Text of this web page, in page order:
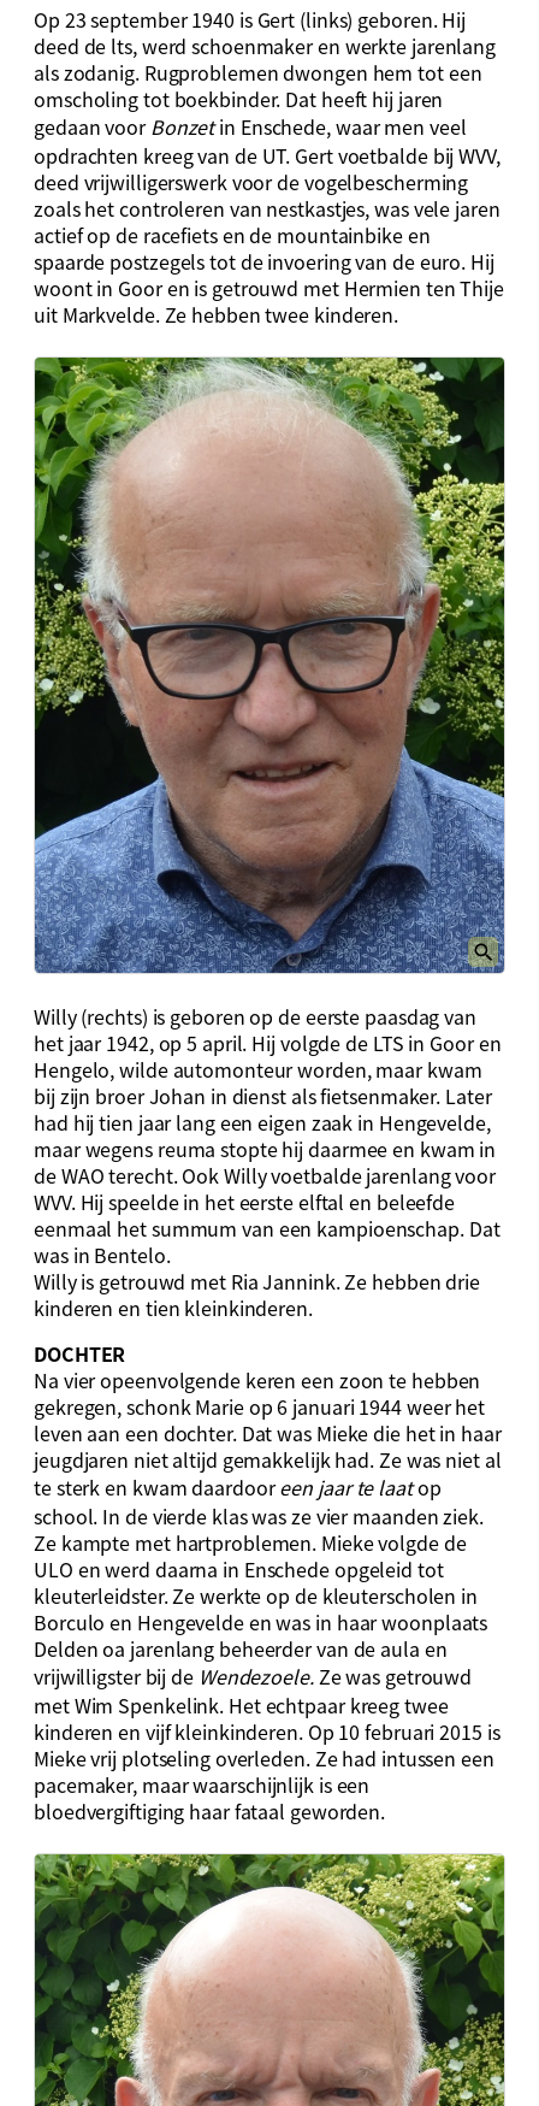
Op 23 september 1940 is Gert (links) geboren. Hij
deed de lts, werd schoenmaker en werkte jarenlang
als zodanig. Rugproblemen dwongen hem tot een
omscholing tot boekbinder. Dat heeft hij jaren
gedaan voorBonzetin Enschede, waar men veel
opdrachten kreeg van de UT. Gert voetbalde bij WVV,
deed vrijwilligerswerk voor de vogelbescherming
zoals het controleren van nestkastjes, was vele jaren
actief op de racefiets en de mountainbike en
spaarde postzegels tot de invoering van de euro. Hij
woont in Goor en is getrouwd met Hermien ten Thije
uit Markvelde. Ze hebben twee kinderen.
Willy (rechts) is geboren op de eerste paasdag van
het jaar 1942, op 5 april. Hij volgde de LTS in Goor en
Hengelo, wilde automonteur worden, maar kwam
bij zijn broer Johan in dienst als fietsenmaker. Later
had hij tien jaar lang een eigen zaak in Hengevelde,
maar wegens reuma stopte hij daarmee en kwam in
de WAO terecht. Ook Willy voetbalde jarenlang voor
WVV. Hij speelde in het eerste elftal en beleefde
eenmaal het summum van een kampioenschap. Dat
was in Bentelo.
Willy is getrouwd met Ria Jannink. Ze hebben drie
kinderen en tien kleinkinderen.
DOCHTER
Na vier opeenvolgende keren een zoon te hebben
gekregen, schonk Marie op 6 januari 1944 weer het
leven aan een dochter. Dat was Mieke die het in haar
jeugdjaren niet altijd gemakkelijk had. Ze was niet al
te sterk en kwam daardooreen jaar te laatop
school. In de vierde klas was ze vier maanden ziek.
Ze kampte met hartproblemen. Mieke volgde de
ULO en werd daarna in Enschede opgeleid tot
kleuterleidster. Ze werkte op de kleuterscholen in
Borculo en Hengevelde en was in haar woonplaats
Delden oa jarenlang beheerder van de aula en
vrijwilligster bij de Wendezoele.Ze was getrouwd
met Wim Spenkelink. Het echtpaar kreeg twee
kinderen en vijf kleinkinderen. Op 10 februari 2015 is
Mieke vrij plotseling overleden. Ze had intussen een
pacemaker, maar waarschijnlijk is een
bloedvergiftiging haar fataal geworden.